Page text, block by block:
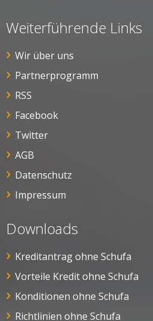
Weiterführende Links
Wir über uns
Partnerprogramm
RSS
Facebook
Twitter
AGB
Datenschutz
Impressum
Downloads
Kreditantrag ohne Schufa
Vorteile Kredit ohne Schufa
Konditionen ohne Schufa
Richtlinien ohne Schufa